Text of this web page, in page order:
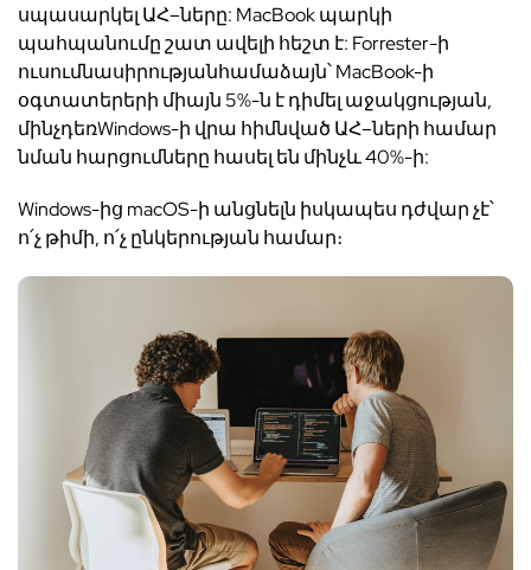
սպասարկել ԱՀ–ները: MacBookպարկի
պահպանումըշատ ավելի հեշտ է: Forrester-ի
ուսումնասիրությանհամաձայն՝MacBook-ի
օգտատերերի միայն 5%-ն էդիմել աջակցության,
մինչդեռWindows-ի վրա հիմնված ԱՀ–ների համար
նման հարցումները հասել են մինչև40%-ի:
Windows-ից macOS-ի անցնելն իսկապես դժվարչէ՝
ո՛չթիմի, ո՛չընկերության համար։